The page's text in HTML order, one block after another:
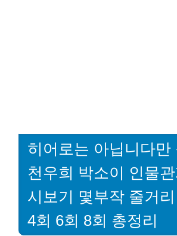
히어로는 아닙니다만
천우희 박소이 인물
시보기 몇부작 줄거
4회 6회 8회 총정리